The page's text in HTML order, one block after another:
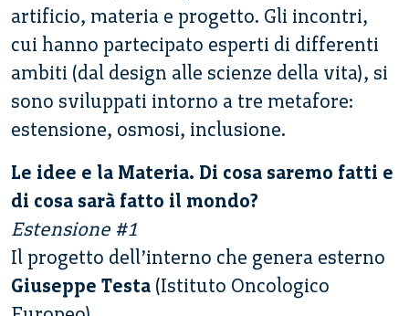
artificio, materia e progetto. Gli incontri,
cui hanno partecipato esperti di differenti
ambiti (dal design alle scienze della vita), si
sono sviluppati intorno a tre metafore:
estensione, osmosi, inclusione.
Le idee e la Materia. Di cosa saremo fatti e
di cosa sarà fatto il mondo?
Estensione #1
Il progetto dell’interno che genera esterno
Giuseppe Testa (Istituto Oncologico